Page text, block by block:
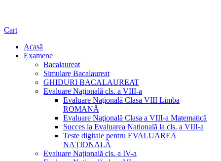
Cart
Acasă
Examene
Bacalaureat
Simulare Bacalaureat
GHIDURI BACALAUREAT
Evaluare Naţională cls. a VIII-a
Evaluare Naţională Clasa VIII Limba
ROMANĂ
Evaluare Naţională Clasa a VIII-a Matematică
Succes la Evaluarea Națională la cls. a VIII-a
Teste digitale pentru EVALUAREA
NAȚIONALĂ
Evaluare Naţională cls. a IV-a